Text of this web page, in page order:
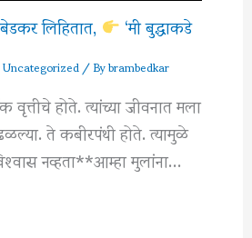
लिहितात, ‘मी बुद्धाकडे
Uncategorized/ Bybrambedkar
होते. त्यांच्या जीवनात मला
ते कबीरपंथी होते. त्यामुळे
नव्हता**आम्हा मुलांना…